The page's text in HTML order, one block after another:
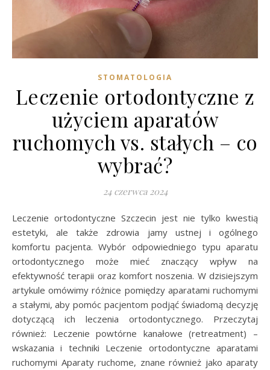
STOMATOLOGIA
Leczenie ortodontyczne z
użyciem aparatów
ruchomych vs. stałych – co
wybrać?
24 czerwca 2024
Leczenie ortodontyczne Szczecin jest nie tylko kwestią
estetyki, ale także zdrowia jamy ustnej i ogólnego
komfortu pacjenta. Wybór odpowiedniego typu aparatu
ortodontycznego może mieć znaczący wpływ na
efektywność terapii oraz komfort noszenia. W dzisiejszym
artykule omówimy różnice pomiędzy aparatami ruchomymi
a stałymi, aby pomóc pacjentom podjąć świadomą decyzję
dotyczącą ich leczenia ortodontycznego. Przeczytaj
również: Leczenie powtórne kanałowe (retreatment) –
wskazania i techniki Leczenie ortodontyczne aparatami
ruchomymi Aparaty ruchome, znane również jako aparaty